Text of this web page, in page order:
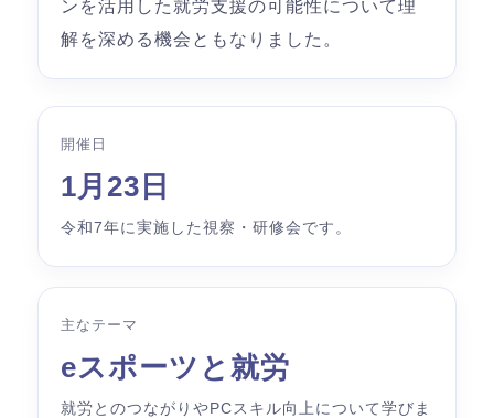
ンを活用した就労支援の可能性について理
解を深める機会ともなりました。
開催日
1月23日
令和7年に実施した視察・研修会です。
主なテーマ
eスポーツと就労
就労とのつながりやPCスキル向上について学びま